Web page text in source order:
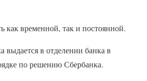
как временной, так и постоянной.
выдается в отделении банка в
по решению Сбербанка.